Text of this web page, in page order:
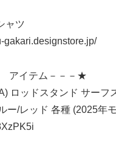
ャツ
アイテム－－－★
ロッドスタンド サーフ
ー/レッド 各種 (2025年